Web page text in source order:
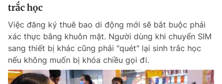
trắc học
Việc đăng ký thuê bao di động mới sẽ bắt buộc phải
xác thực bằng khuôn mặt. Người dùng khi chuyển SIM
sang thiết bị khác cũng phải "quét" lại sinh trắc học
nếu không muốn bị khóa chiều gọi đi.